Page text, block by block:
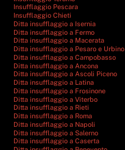
Insufflaggio Pescara
Insufflaggio Chieti
Ditta insufflaggio a Isernia
Ditta insufflaggio a Fermo
Ditta insufflaggio a Macerata
Ditta insufflaggio a Pesaro e Urbino
Ditta insufflaggio a Campobasso
Ditta insufflaggio a Ancona
Ditta insufflaggio a Ascoli Piceno
Ditta insufflaggio a Latina
Ditta insufflaggio a Frosinone
Ditta insufflaggio a Viterbo
Ditta insufflaggio a Rieti
Ditta insufflaggio a Roma
Ditta insufflaggio a Napoli
Ditta insufflaggio a Salerno
Ditta insufflaggio a Caserta